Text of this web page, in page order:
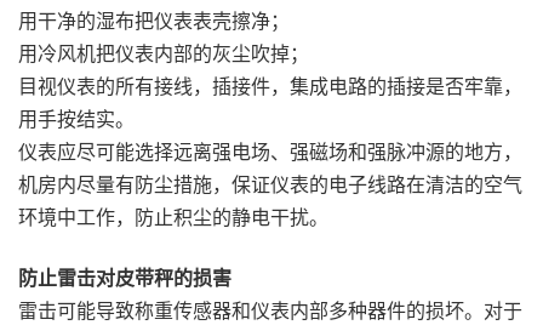
用干净的湿布把仪表表壳擦净；
用冷风机把仪表内部的灰尘吹掉；
目视仪表的所有接线，插接件，集成电路的插接是否牢靠，
用手按结实。
仪表应尽可能选择远离强电场、强磁场和强脉冲源的地方，
机房内尽量有防尘措施，保证仪表的电子线路在清洁的空气
环境中工作，防止积尘的静电干扰。
防止雷击对皮带秤的损害
雷击可能导致称重传感器和仪表内部多种器件的损坏。对于